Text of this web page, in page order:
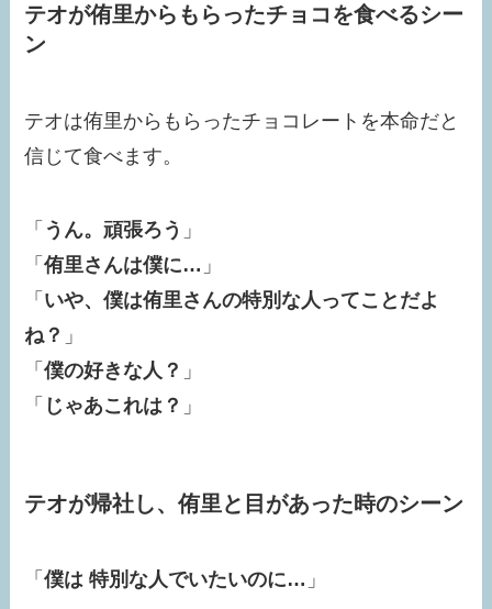
テオが侑里からもらったチョコを食べるシー
ン
テオは侑里からもらったチョコレートを本命だと
信じて食べます。
「 うん。頑張ろう 」
「侑里さんは僕に… 」
「 いや、僕は侑里さんの特別な人ってことだよ
ね？ 」
「僕の好きな人？ 」
「 じゃあこれは？ 」
テオが帰社し、侑里と目があった時のシーン
「僕は 特別な人でいたいのに… 」